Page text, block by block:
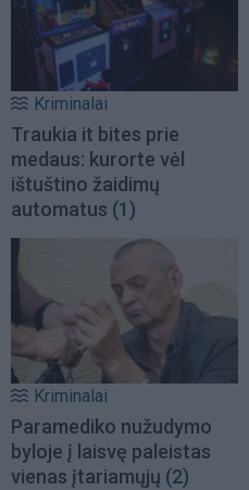
Kriminalai
Traukia it bites prie
medaus: kurorte vėl
ištuštino žaidimų
automatus (1)
Kriminalai
Paramediko nužudymo
byloje į laisvę paleistas
vienas įtariamųjų (2)